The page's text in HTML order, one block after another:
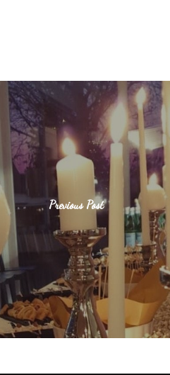
Previous Post